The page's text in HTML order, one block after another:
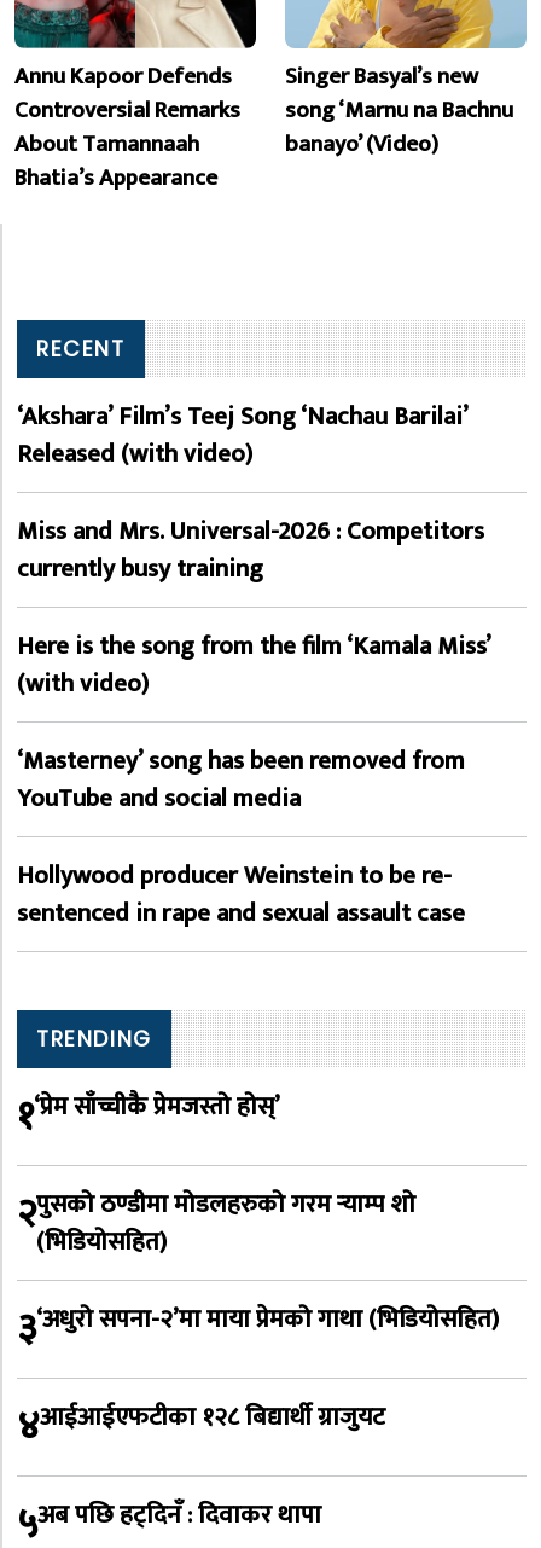
Annu Kapoor Defends
Controversial Remarks
About Tamannaah
Bhatia’s Appearance
Singer Basyal’s new
song ‘Marnu na Bachnu
banayo’ (Video)
RECENT
‘Akshara’ Film’s Teej Song ‘Nachau Barilai’
Released (with video)
Miss and Mrs. Universal-2026 : Competitors
currently busy training
Here is the song from the film ‘Kamala Miss’
(with video)
‘Masterney’ song has been removed from
YouTube and social media
Hollywood producer Weinstein to be re-
sentenced in rape and sexual assault case
TRENDING
१‘प्रेम साँच्चीकै प्रेमजस्तो होस्’
२पुसको ठण्डीमा मोडलहरुको गरम र्‍याम्प शो
(भिडियोसहित)
३‘अधुरो सपना-२’मा माया प्रेमको गाथा (भिडियोसहित)
४आईआईएफटीका १२८ बिद्यार्थी ग्राजुयट
५अब पछि हट्दिनँ : दिवाकर थापा